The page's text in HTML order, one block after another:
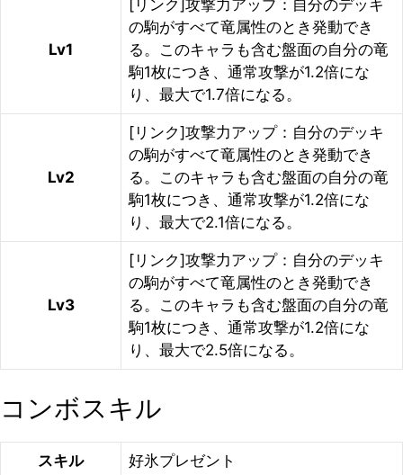
Lv1
[リンク]攻撃力アップ：自分のデッキ
の駒がすべて竜属性のとき発動でき
る。このキャラも含む盤面の自分の竜
駒1枚につき、通常攻撃が1.2倍にな
り、最大で1.7倍になる。
Lv2
[リンク]攻撃力アップ：自分のデッキ
の駒がすべて竜属性のとき発動でき
る。このキャラも含む盤面の自分の竜
駒1枚につき、通常攻撃が1.2倍にな
り、最大で2.1倍になる。
Lv3
[リンク]攻撃力アップ：自分のデッキ
の駒がすべて竜属性のとき発動でき
る。このキャラも含む盤面の自分の竜
駒1枚につき、通常攻撃が1.2倍にな
り、最大で2.5倍になる。
コンボスキル
スキル 好氷プレゼント